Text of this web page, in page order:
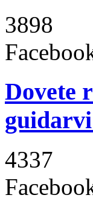
3898
Dovete
4337